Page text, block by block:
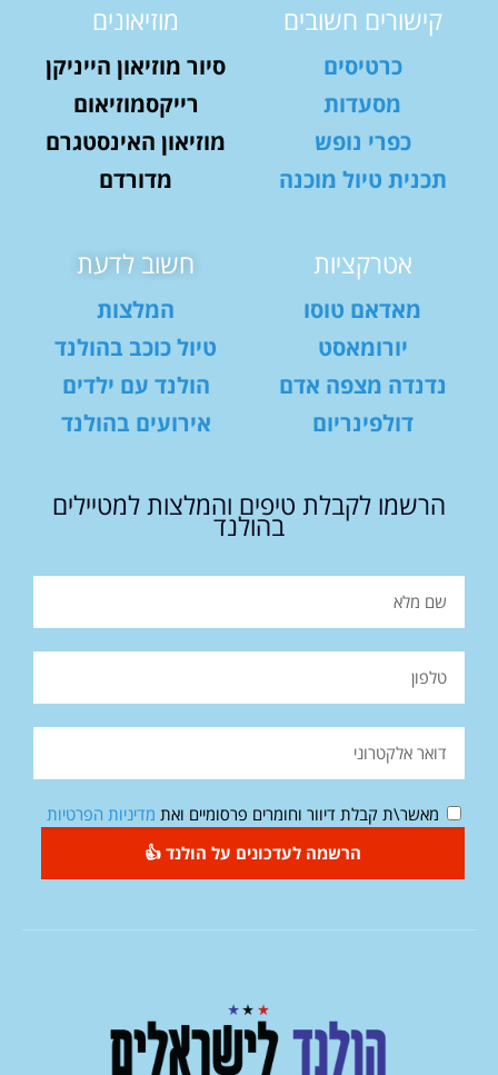
קישורים חשובים
כרטיסים
מסעדות
כפרי נופש
תכנית טיול מוכנה
מוזיאונים
סיור מוזיאון הייניקן
רייקסמוזיאום
מוזיאון האינסטגרם
מדורדם
אטרקציות
מאדאם טוסו
יורומאסט
נדנדה מצפה אדם
דולפינריום
חשוב לדעת
המלצות
טיול כוכב בהולנד
הולנד עם ילדים
אירועים בהולנד
הרשמו לקבלת טיפים והמלצות למטיילים
בהולנד
מאשר\ת קבלת דיוור וחומרים פרסומיים ואת מדיניות הפרטיות
הרשמה לעדכונים על הולנד 👍